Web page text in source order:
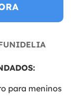
para meninos